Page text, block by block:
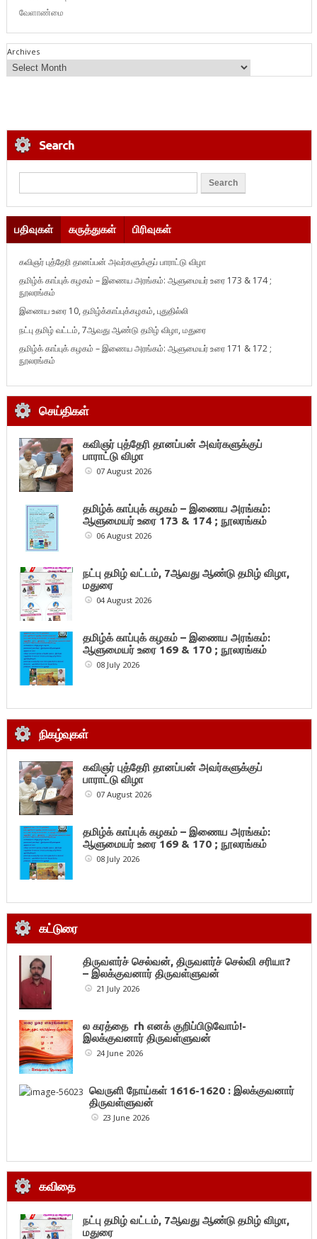
வேளாண்மை
Archives
Search
பதிவுகள் கருத்துகள் பிரிவுகள்
கவிஞர் புத்தேரி தானப்பன் அவர்களுக்குப் பாராட்டு விழா
தமிழ்க் காப்புக் கழகம் – இணைய அரங்கம்: ஆளுமையர் உரை 173 & 174 ;
நூலரங்கம்
இணைய உரை 10, தமிழ்க்காப்புக்கழகம், புதுதில்லி
நட்பு தமிழ் வட்டம், 7ஆவது ஆண்டு தமிழ் விழா, மதுரை
தமிழ்க் காப்புக் கழகம் – இணைய அரங்கம்: ஆளுமையர் உரை 171 & 172 ;
நூலரங்கம்
செய்திகள்
கவிஞர் புத்தேரி தானப்பன் அவர்களுக்குப்
பாராட்டு விழா
07 August 2026
தமிழ்க் காப்புக் கழகம் – இணைய அரங்கம்:
ஆளுமையர் உரை 173 & 174 ; நூலரங்கம்
06 August 2026
நட்பு தமிழ் வட்டம், 7ஆவது ஆண்டு தமிழ் விழா,
மதுரை
04 August 2026
தமிழ்க் காப்புக் கழகம் – இணைய அரங்கம்:
ஆளுமையர் உரை 169 & 170 ; நூலரங்கம்
08 July 2026
நிகழ்வுகள்
கவிஞர் புத்தேரி தானப்பன் அவர்களுக்குப்
பாராட்டு விழா
07 August 2026
தமிழ்க் காப்புக் கழகம் – இணைய அரங்கம்:
ஆளுமையர் உரை 169 & 170 ; நூலரங்கம்
08 July 2026
கட்டுரை
திருவளர்ச் செல்வன், திருவளர்ச் செல்வி சரியா?
– இலக்குவனார் திருவள்ளுவன்
21 July 2026
ல கரத்தை rh எனக் குறிப்பிடுவோம்!-
இலக்குவனார் திருவள்ளுவன்
24 June 2026
வெருளி நோய்கள் 1616-1620 : இலக்குவனார்
திருவள்ளுவன்
23 June 2026
கவிதை
நட்பு தமிழ் வட்டம், 7ஆவது ஆண்டு தமிழ் விழா,
மதுரை